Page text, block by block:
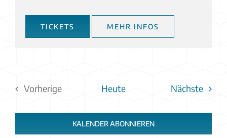
TICKETS MEHR INFOS
Vorherige
Heute Nächste
KALENDER ABONNIEREN